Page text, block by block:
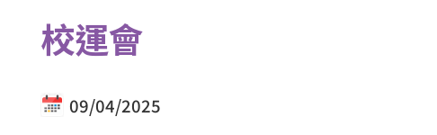
校運會
09/04/2025